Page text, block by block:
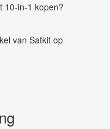
10-in-1 kopen?
van Satkit op